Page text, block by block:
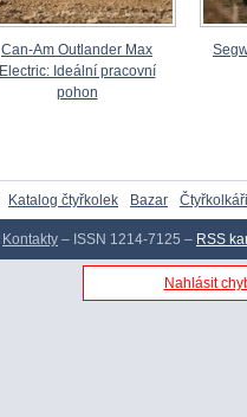
Can-Am Outlander Max
Electric: Ideální pracovní
pohon
Katalog čtyřkolek Bazar Čtyřkolkáři
Kontakty – ISSN 1214-7125 – RSS
Nahlásit